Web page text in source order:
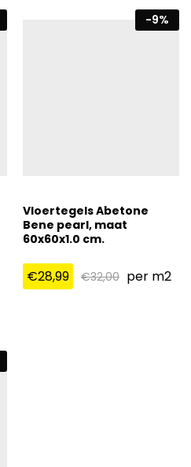
-9%
Vloertegels Abetone
Bene pearl, maat
60x60x1.0 cm.
€28,99 €32,00 per m2